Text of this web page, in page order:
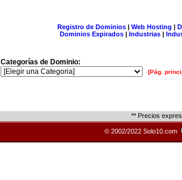
Registro de Dominios| Web Hosting |
Dominios Expirados | Industrias |
Categorías de Dominio:
[Pág.
** Precios
© 2002/2022 Solo10.com